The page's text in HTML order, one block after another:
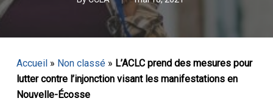
Accueil» Non classé» L’ACLC prend des mesures pour
lutter contre l’injonction visant les manifestations en
Nouvelle-Écosse